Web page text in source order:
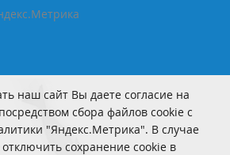
наш сайт Вы даете согласие на
сбора файлов cookie с
"Яндекс.Метрика". В случае
сохранение cookie в